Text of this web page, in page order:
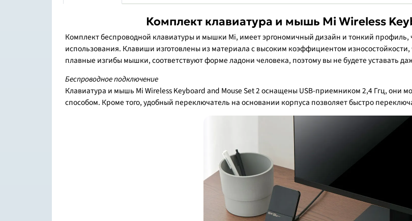
Комплект клавиатура и мышь Mi Wireless
Комплект беспроводной клавиатуры и мышки Mi, имеет эргономичный дизайн и тонкий профиль,
использования. Клавиши изготовлены из материала с высоким коэффициентом
плавные изгибы мышки, соответствуют форме ладони человека, поэтому вы не будете уставать
Беспроводное подключение
Клавиатура и мышь Mi Wireless Keyboard and Mouse Set 2 оснащены USB-приемником 2,4 Ггц, они
способом. Кроме того, удобный переключатель на основании корпуса позволяет быстро